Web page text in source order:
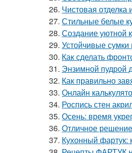
26. Чистовая отделка
27. Стильные белые
28. Создание уютной
29. Устойчивые сумки
30. Как сделать
31. Энзимной пудрой
32. Как правильно
33. Онлайн
34. Роспись стен
35. Осень: время
36. Отличное решение
37. Кухонный фартук: